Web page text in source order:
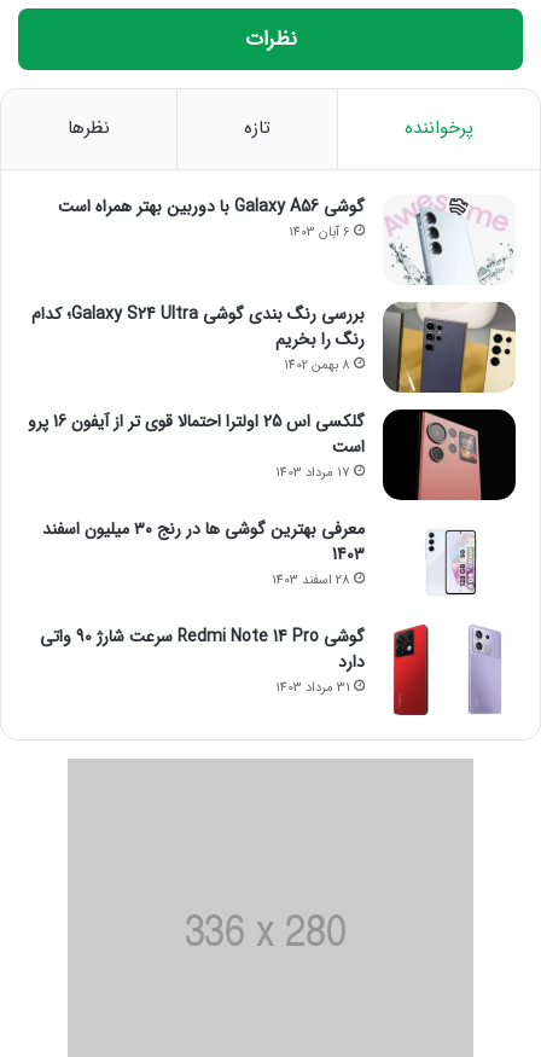
نظرات
پرخواننده تازه نظرها
گوشی Galaxy A56 با دوربین بهتر همراه است
6 آبان 1403
بررسی رنگ بندی گوشی Galaxy S24 Ultra؛ کدام
رنگ را بخریم
8 بهمن 1402
گلکسی اس 25 اولترا احتمالا قوی تر از آیفون 16 پرو
است
17 مرداد 1403
معرفی بهترین گوشی ها در رنج ۳۰ میلیون اسفند
1403
28 اسفند 1403
گوشی Redmi Note 14 Pro سرعت شارژ 90 واتی
دارد
31 مرداد 1403